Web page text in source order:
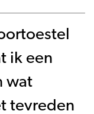
ik een
wat
tevreden